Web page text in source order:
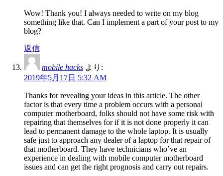
Wow! Thank you! I always needed to write on my blog
something like that. Can I implement a part of your post to my
blog?
返信
mobile hacks より:
2019年5月17日 5:32 AM
Thanks for revealing your ideas in this article. The other
factor is that every time a problem occurs with a personal
computer motherboard, folks should not have some risk with
repairing that themselves for if it is not done properly it can
lead to permanent damage to the whole laptop. It is usually
safe just to approach any dealer of a laptop for that repair of
that motherboard. They have technicians who’ve an
experience in dealing with mobile computer motherboard
issues and can get the right prognosis and carry out repairs.